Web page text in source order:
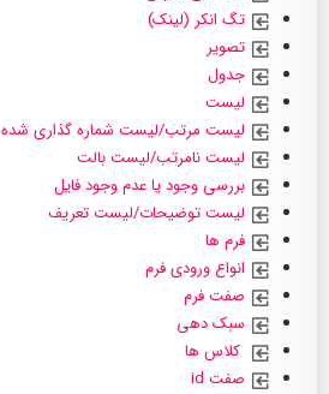
تگ انکر (لینک)
تصویر
جدول
لیست
لیست مرتب/لیست شماره گذاری شده
لیست نامرتب/لیست بالت
بررسی وجود یا عدم وجود فایل
لیست توضیحات/لیست تعریف
فرم ها
انواع ورودی فرم
صفت فرم
سبک دهی
کلاس ها
صفت id